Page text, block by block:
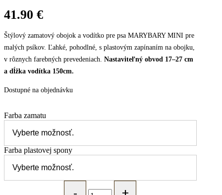
41.90 €
Štýlový zamatový obojok a vodítko pre psa MARYBARY MINI pre
malých psíkov. Ľahké, pohodlné, s plastovým zapínaním na obojku,
v rôznych farebných prevedeniach. Nastaviteľný obvod 17–27 cm
a dĺžka vodítka 150cm.
Dostupné na objednávku
Farba zamatu
Farba plastovej spony
Zamatový